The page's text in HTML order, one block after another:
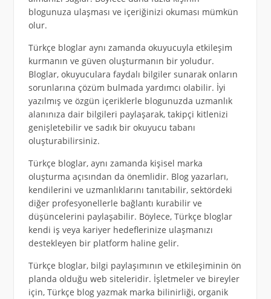
blogunuza ulaşması ve içeriğinizi okuması mümkün
olur.
Türkçe bloglar aynı zamanda okuyucuyla etkileşim
kurmanın ve güven oluşturmanın bir yoludur.
Bloglar, okuyuculara faydalı bilgiler sunarak onların
sorunlarına çözüm bulmada yardımcı olabilir. İyi
yazılmış ve özgün içeriklerle blogunuzda uzmanlık
alanınıza dair bilgileri paylaşarak, takipçi kitlenizi
genişletebilir ve sadık bir okuyucu tabanı
oluşturabilirsiniz.
Türkçe bloglar, aynı zamanda kişisel marka
oluşturma açısından da önemlidir. Blog yazarları,
kendilerini ve uzmanlıklarını tanıtabilir, sektördeki
diğer profesyonellerle bağlantı kurabilir ve
düşüncelerini paylaşabilir. Böylece, Türkçe bloglar
kendi iş veya kariyer hedeflerinize ulaşmanızı
destekleyen bir platform haline gelir.
Türkçe bloglar, bilgi paylaşımının ve etkileşiminin ön
planda olduğu web siteleridir. İşletmeler ve bireyler
için, Türkçe blog yazmak marka bilinirliği, organik